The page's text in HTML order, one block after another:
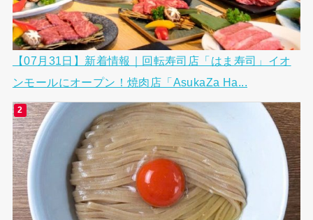
【07月31日】新着情報｜回転寿司店「はま寿司」イオ
ンモールにオープン！焼肉店「AsukaZa Ha...